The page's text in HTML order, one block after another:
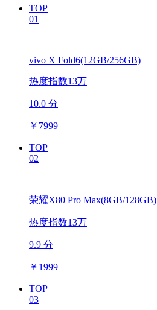
TOP
01
vivo X Fold6(12GB/256GB)
热度指数13万
10.0 分
￥ 7999
TOP
02
荣耀X80 Pro Max(8GB/128GB)
热度指数13万
9.9 分
￥ 1999
TOP
03